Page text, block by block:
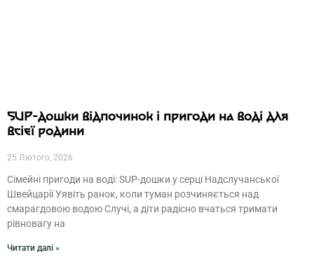
SUP-дошки відпочинок і пригоди на воді для
всієї родини
25 Лютого, 2026
Сімейні пригоди на воді: SUP-дошки у серці Надслучанської
Швейцарії Уявіть ранок, коли туман розчиняється над
смарагдовою водою Случі, а діти радісно вчаться тримати
рівновагу на
Читати далі »